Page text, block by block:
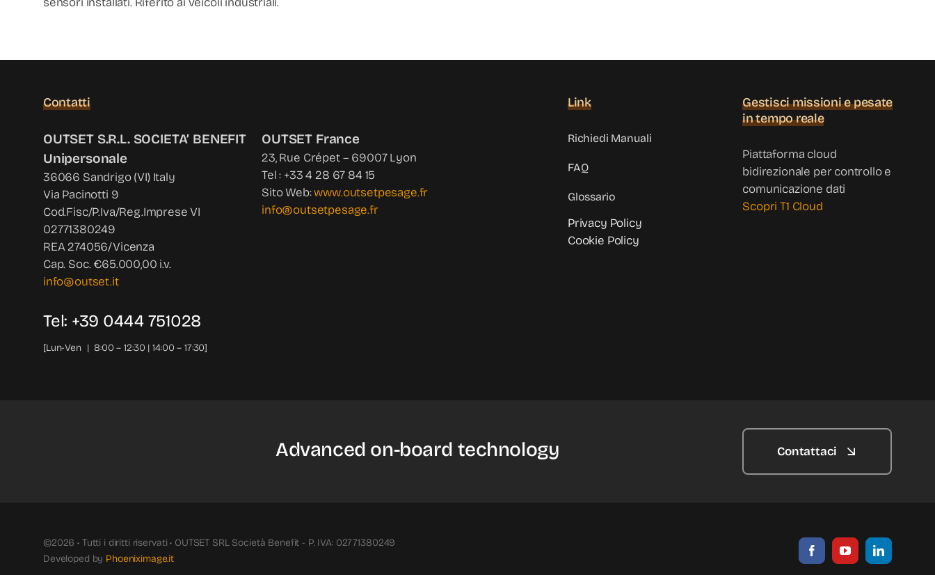
Contatti
OUTSET S.R.L. SOCIETA’ BENEFIT
Unipersonale
36066 Sandrigo (VI) Italy
Via Pacinotti 9
Cod.Fisc/P.Iva/Reg.Imprese VI
02771380249
REA 274056/Vicenza
Cap. Soc. €65.000,00 i.v.
info@outset.it
Tel: +39 0444 751028
[Lun-Ven | 8:00 – 12:30 | 14:00 – 17:30]
OUTSET France
23, Rue Crépet – 69007 Lyon
Tel : +33 4 28 67 84 15
Sito Web:www.outsetpesage.fr
info@outsetpesage.fr
Link
Richiedi Manuali
FAQ
Glossario
Privacy Policy
Cookie Policy
Gestisci missioni e pesate
in tempo reale
Piattaforma cloud
bidirezionale per controllo e
comunicazione dati
Scopri T1 Cloud
Advanced on-board technology Contattaci
©2026 • Tutti i diritti riservati • OUTSET SRL Società Benefit - P. IVA: 02771380249
Developed by Phoeniximage.it